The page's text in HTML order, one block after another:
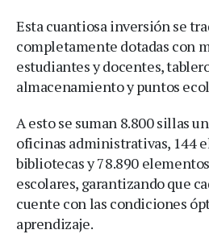
Esta cuantiosa inversión se
completamente dotadas con
estudiantes y docentes,
almacenamiento y puntos
A esto se suman 8.800 sillas
oficinas administrativas, 144
bibliotecas y 78.890
escolares, garantizando que
cuente con las condiciones
aprendizaje.